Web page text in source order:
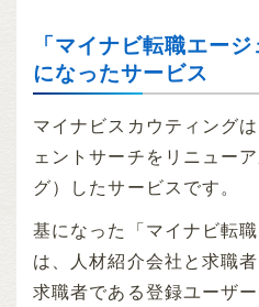
「マイナビ転職エー
になったサービス
マイナビスカウティング
ェントサーチをリニュー
グ）したサービスです。
基になった「マイナビ転
は、人材紹介会社と求職
求職者である登録ユーザ